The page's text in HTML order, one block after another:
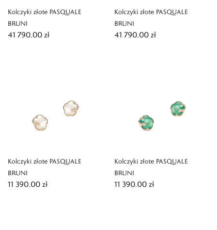
Kolczyki złote PASQUALE
BRUNI
41 790,00 zł
Kolczyki złote PASQUALE
BRUNI
41 790,00 zł
Kolczyki złote PASQUALE
BRUNI
11 390,00 zł
Kolczyki złote PASQUALE
BRUNI
11 390,00 zł